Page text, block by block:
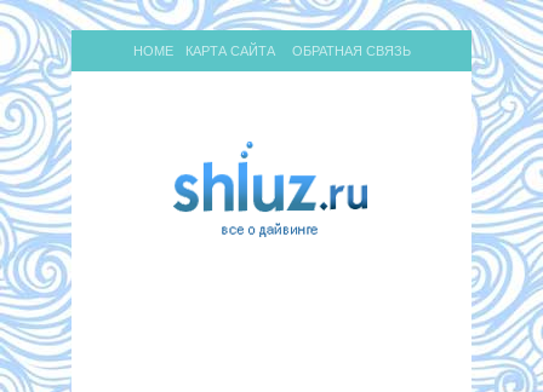
HOME КАРТА САЙТА ОБРАТНАЯ СВЯЗЬ